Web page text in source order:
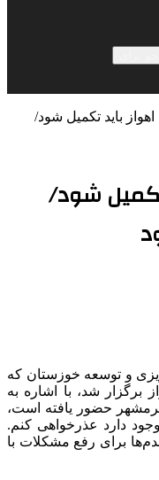
باید تکمیل شود/
تکمیل شود/
و توسعه خوزستان که
برگزار شد، با اشاره به
خرمشهر حضور یافته است،
دارد عذرخواهی کنم.
برای رفع مشکلات با